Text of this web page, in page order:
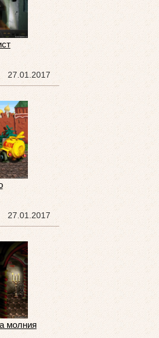
27.01.2017
27.01.2017
молния